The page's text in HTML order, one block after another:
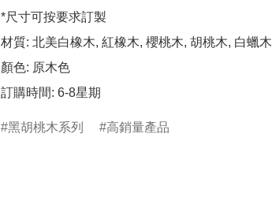
*尺寸可按要求訂製
材質: 北美白橡木, 紅橡木, 櫻桃木, 胡桃木, 白蠟木
顏色: 原木色
訂購時間: 6-8星期
黑胡桃木系列 高銷量產品